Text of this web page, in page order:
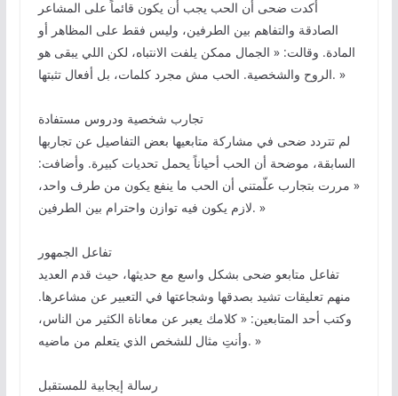
أكدت ضحى أن الحب يجب أن يكون قائماً على المشاعر
الصادقة والتفاهم بين الطرفين، وليس فقط على المظاهر أو
المادة. وقالت: « الجمال ممكن يلفت الانتباه، لكن اللي يبقى هو
الروح والشخصية. الحب مش مجرد كلمات، بل أفعال تثبتها. »
تجارب شخصية ودروس مستفادة
لم تتردد ضحى في مشاركة متابعيها بعض التفاصيل عن تجاربها
السابقة، موضحة أن الحب أحياناً يحمل تحديات كبيرة. وأضافت:
« مررت بتجارب علّمتني أن الحب ما ينفع يكون من طرف واحد،
لازم يكون فيه توازن واحترام بين الطرفين. »
تفاعل الجمهور
تفاعل متابعو ضحى بشكل واسع مع حديثها، حيث قدم العديد
منهم تعليقات تشيد بصدقها وشجاعتها في التعبير عن مشاعرها.
وكتب أحد المتابعين: « كلامك يعبر عن معاناة الكثير من الناس،
وأنتِ مثال للشخص الذي يتعلم من ماضيه. »
رسالة إيجابية للمستقبل